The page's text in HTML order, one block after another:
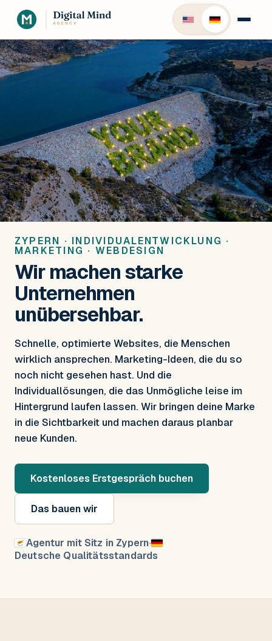
ZYPERN · INDIVIDUALENTWICKLUNG ·
MARKETING · WEBDESIGN
Wir machen starke
Unternehmen
unübersehbar.
Schnelle, optimierte Websites, die Menschen
wirklich ansprechen. Marketing-Ideen, die du so
noch nicht gesehen hast. Und die
Individuallösungen, die das Unmögliche leise im
Hintergrund laufen lassen. Wir bringen deine Marke
in die Sichtbarkeit und machen daraus planbar
neue Kunden.
Kostenloses Erstgespräch buchen
Das bauen wir
Agentur mit Sitz in Zypern·
Deutsche Qualitätsstandards